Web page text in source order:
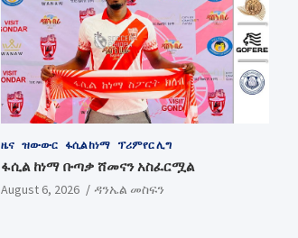
ዜና ዝውውር ፋሲል ከነማ ፕሪምየር ሊግ
ፋሲል ከነማ ቡጣቃ ሸመናን አስፈርሟል
August 6, 2026 ዳንኤል መስፍን